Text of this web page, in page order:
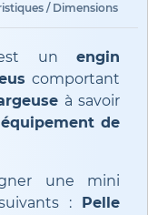
/ Dimensions
est un engin
comportant
à savoir
équipement de
une mini
: Pelle